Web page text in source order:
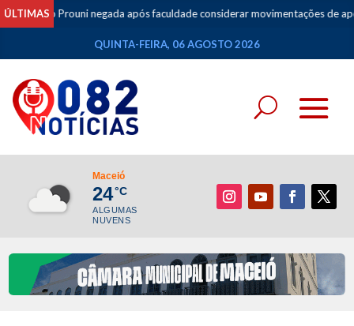
ÚLTIMAS
Prouni negada após faculdade considerar movimentações de apostas
QUINTA-FEIRA, 06 AGOSTO 2026
Maceió
24°C
ALGUMAS
NUVENS